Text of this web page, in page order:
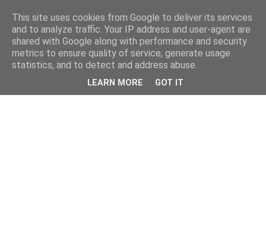
This site uses cookies from Google to deliver its services
and to analyze traffic. Your IP address and user-agent are
shared with Google along with performance and security
metrics to ensure quality of service, generate usage
statistics, and to detect and address abuse.
LEARN MORE GOT IT